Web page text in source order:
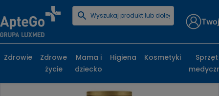
Strona główna
Zdrowie
Zdrowe
życie
Mama i
dziecko
Higiena Kosmetyki
Sprzęt